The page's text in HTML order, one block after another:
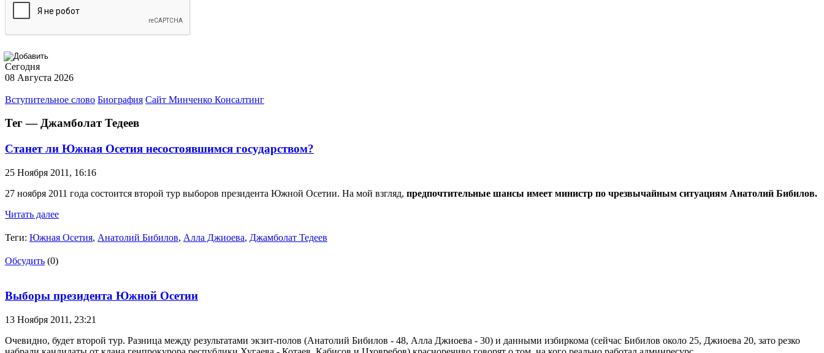
Сегодня
08 Августа 2026
Вступительное слово Биография Сайт Минченко Консалтинг
Тег — Джамболат Тедеев
Станет ли Южная Осетия несостоявшимся государством?
25 Ноября 2011, 16:16
27 ноября 2011 года состоится второй тур выборов президента Южной Осетии. На мой взгляд, предпочтительные шансы имеет министр по чрезвычайным ситуациям Анатолий Бибилов.
Читать далее
Теги: Южная Осетия, Анатолий Бибилов, Алла Джиоева, Джамболат Тедеев
Обсудить (0)
Выборы президента Южной Осетии
13 Ноября 2011, 23:21
Очевидно, будет второй тур. Разница между результатами экзит-полов (Анатолий Бибилов - 48, Алла Джиоева - 30) и данными избиркома (сейчас Бибилов около 25, Джиоева 20, зато резко